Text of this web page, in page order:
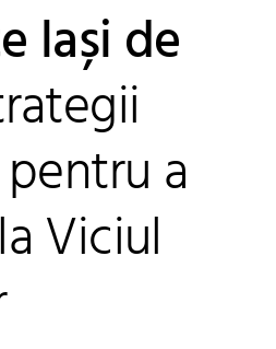
lași de
a
Viciul